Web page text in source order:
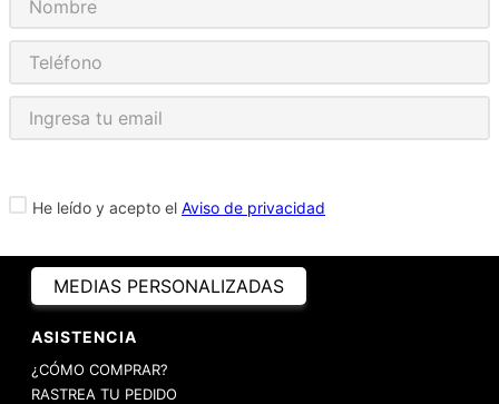
He leído y acepto el Aviso de privacidad
MEDIAS PERSONALIZADAS
ASISTENCIA
¿CÓMO COMPRAR?
RASTREA TU PEDIDO